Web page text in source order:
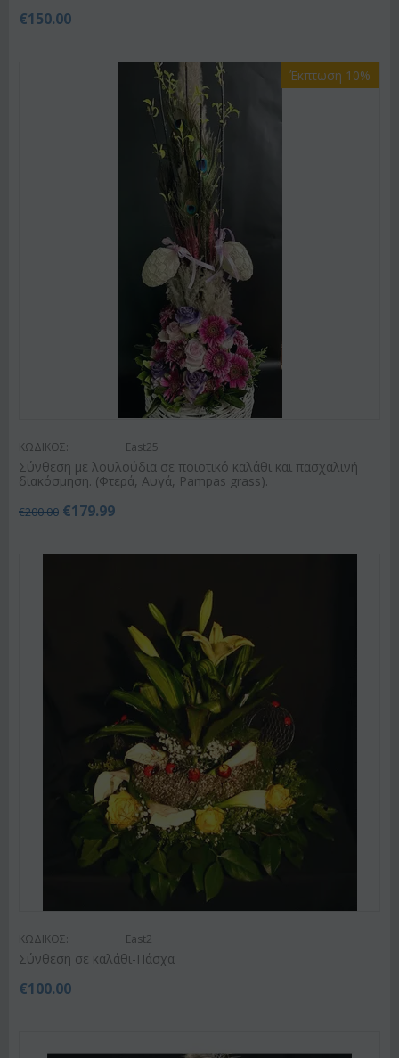
€150.00
Έκπτωση 10%
ΚΩΔΙΚΟΣ: East25
Σύνθεση με λουλούδια σε ποιοτικό καλάθι και πασχαλινή
διακόσμηση. (Φτερά, Αυγά, Pampas grass).
€200.00 €179.99
ΚΩΔΙΚΟΣ: East2
Σύνθεση σε καλάθι-Πάσχα
€100.00